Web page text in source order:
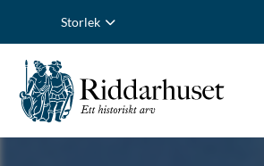
Storlek